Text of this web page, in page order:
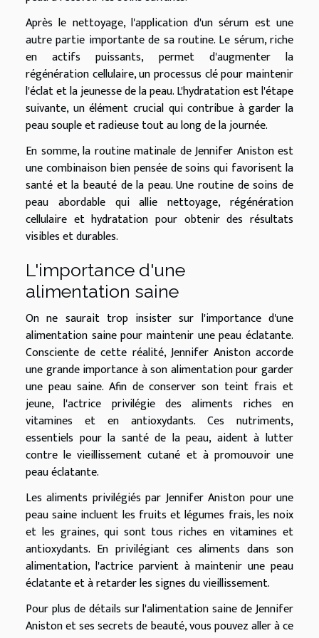
Après le nettoyage, l'application d'un sérum est une
autre partie importante de sa routine. Le sérum, riche
en actifs puissants, permet d'augmenter la
régénération cellulaire, un processus clé pour maintenir
l'éclat et la jeunesse de la peau. L'hydratation est l'étape
suivante, un élément crucial qui contribue à garder la
peau souple et radieuse tout au long de la journée.
En somme, la routine matinale de Jennifer Aniston est
une combinaison bien pensée de soins qui favorisent la
santé et la beauté de la peau. Une routine de soins de
peau abordable qui allie nettoyage, régénération
cellulaire et hydratation pour obtenir des résultats
visibles et durables.
L'importance d'une
alimentation saine
On ne saurait trop insister sur l'importance d'une
alimentation saine pour maintenir une peau éclatante.
Consciente de cette réalité, Jennifer Aniston accorde
une grande importance à son alimentation pour garder
une peau saine. Afin de conserver son teint frais et
jeune, l'actrice privilégie des aliments riches en
vitamines et en antioxydants. Ces nutriments,
essentiels pour la santé de la peau, aident à lutter
contre le vieillissement cutané et à promouvoir une
peau éclatante.
Les aliments privilégiés par Jennifer Aniston pour une
peau saine incluent les fruits et légumes frais, les noix
et les graines, qui sont tous riches en vitamines et
antioxydants. En privilégiant ces aliments dans son
alimentation, l'actrice parvient à maintenir une peau
éclatante et à retarder les signes du vieillissement.
Pour plus de détails sur l'alimentation saine de Jennifer
Aniston et ses secrets de beauté, vous pouvezaller à ce